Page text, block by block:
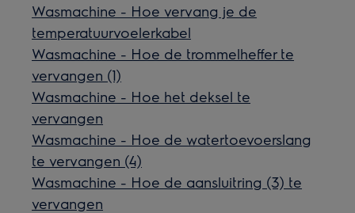
Wasmachine - Hoe vervang je de
temperatuurvoelerkabel
Wasmachine - Hoe de trommelheffer te
vervangen (1)
Wasmachine - Hoe het deksel te
vervangen
Wasmachine - Hoe de watertoevoerslang
te vervangen (4)
Wasmachine - Hoe de aansluitring (3) te
vervangen